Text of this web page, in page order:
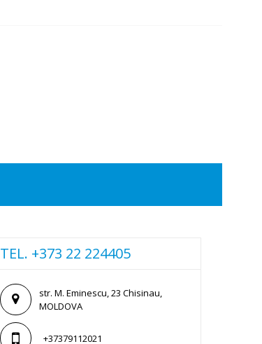
TEL. +373 22 224405
str. M. Eminescu, 23 Chisinau,
MOLDOVA
+37379112021